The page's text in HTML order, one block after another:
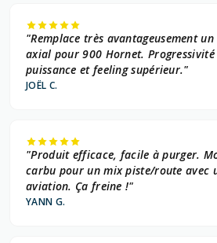
"Remplace très avantageusement
axial pour 900 Hornet.
puissance et feeling supérieur."
JOËL C.
"Produit efficace, facile à purger.
carbu pour un mix piste/route avec
aviation. Ça freine !"
YANN G.